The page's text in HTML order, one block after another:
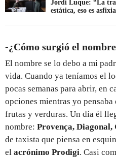
Jordi Luque: “La
estática, eso es
-¿Cómo surgió el
El nombre se lo debo a mi
vida. Cuando ya teníamos el
pocas semanas para abrir, en
opciones mientras yo
frutas y verduras. Un día él
nombre: Provença, Diagonal,
de taxista que piensa en
el acrónimo Prodigi. Casi